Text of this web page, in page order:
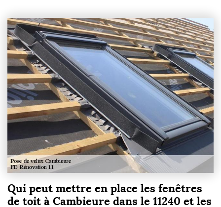
Qui peut mettre en place les fenêtres
de toit à Cambieure dans le 11240 et les